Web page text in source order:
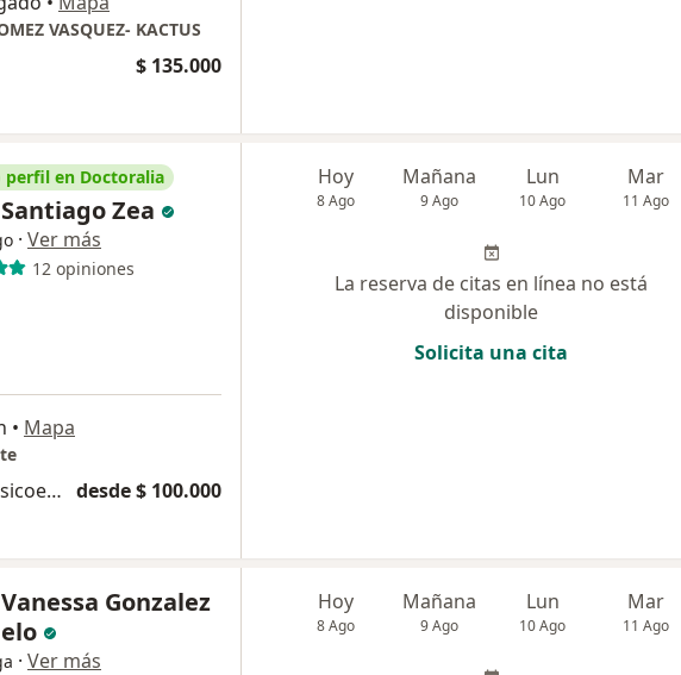
VASQUEZ- KACTUS
$ 135.000
perfil en Doctoralia
Zea
· Ver más
12 opiniones
• Mapa
Asesoría psicológica y psicoeducación desde $ 100.000
Hoy
8 Ago
Mañana
9 Ago
Lun
10 Ago
Mar
11 Ago
La reserva de citas en línea no está
disponible
Solicita una cita
Gonzalez
· Ver más
Hoy
8 Ago
Mañana
9 Ago
Lun
10 Ago
Mar
11 Ago